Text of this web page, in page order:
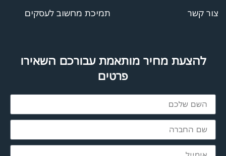
צור קשר
תמיכת מחשוב לעסקים
להצעת מחיר מותאמת עבורכם השאירו
פרטים